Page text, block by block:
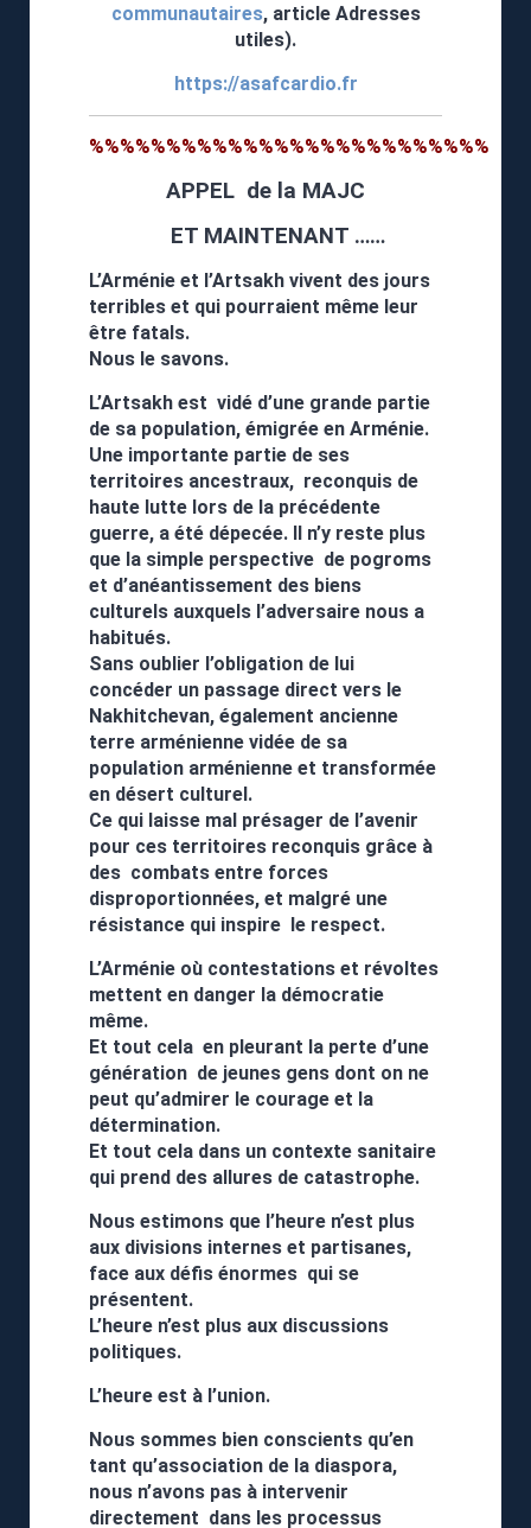
communautaires, article Adresses
utiles).
https://asafcardio.fr
%%%%%%%%%%%%%%%%%%%%%%%%%%
APPEL de la MAJC
ET MAINTENANT ……
L’Arménie et l’Artsakh vivent des jours
terribles et qui pourraient même leur
être fatals.
Nous le savons.
L’Artsakh est vidé d’une grande partie
de sa population, émigrée en Arménie.
Une importante partie de ses
territoires ancestraux, reconquis de
haute lutte lors de la précédente
guerre, a été dépecée. Il n’y reste plus
que la simple perspective de pogroms
et d’anéantissement des biens
culturels auxquels l’adversaire nous a
habitués.
Sans oublier l’obligation de lui
concéder un passage direct vers le
Nakhitchevan, également ancienne
terre arménienne vidée de sa
population arménienne et transformée
en désert culturel.
Ce qui laisse mal présager de l’avenir
pour ces territoires reconquis grâce à
des combats entre forces
disproportionnées, et malgré une
résistance qui inspire le respect.
L’Arménie où contestations et révoltes
mettent en danger la démocratie
même.
Et tout cela en pleurant la perte d’une
génération de jeunes gens dont on ne
peut qu’admirer le courage et la
détermination.
Et tout cela dans un contexte sanitaire
qui prend des allures de catastrophe.
Nous estimons que l’heure n’est plus
aux divisions internes et partisanes,
face aux défis énormes qui se
présentent.
L’heure n’est plus aux discussions
politiques.
L’heure est à l’union.
Nous sommes bien conscients qu’en
tant qu’association de la diaspora,
nous n’avons pas à intervenir
directement dans les processus